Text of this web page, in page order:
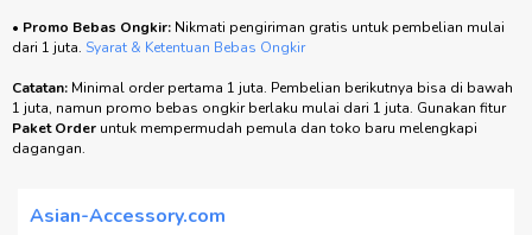
• Promo Bebas Ongkir: Nikmati pengiriman gratis untuk pembelian mulai
dari 1 juta. Syarat & Ketentuan Bebas Ongkir
Catatan: Minimal order pertama 1 juta. Pembelian berikutnya bisa di bawah
1 juta, namun promo bebas ongkir berlaku mulai dari 1 juta. Gunakan fitur
Paket Order untuk mempermudah pemula dan toko baru melengkapi
dagangan.
Asian-Accessory.com